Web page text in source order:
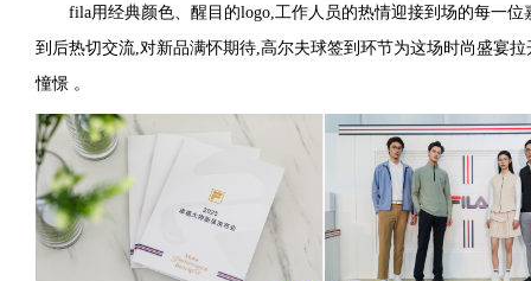
fila用经典颜色、醒目的logo,工作人员的热情迎接到场的每一
到后热切交流,对新品满怀期待,高尔夫球签到环节为这场时尚盛宴
憧憬 。